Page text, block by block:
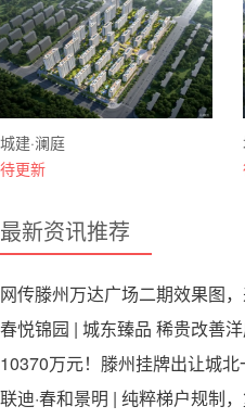
城建·澜庭
待更新
最新资讯推荐
网传滕州万达广场二期效果图
春悦锦园 | 城东臻品 稀贵改善
10370万元！滕州挂牌出让城
联迪·春和景明 | 纯粹梯户规制